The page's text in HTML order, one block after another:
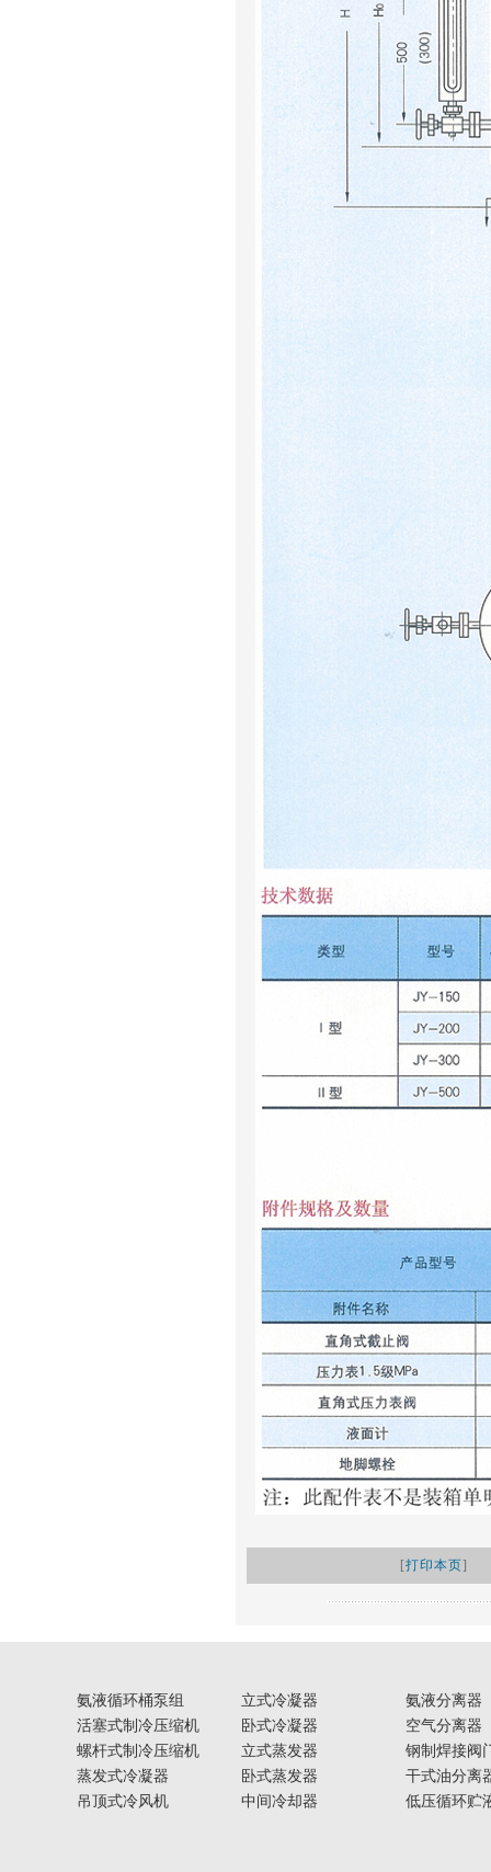
[打印本页]
氨液循环桶泵组
活塞式制冷压缩机
螺杆式制冷压缩机
蒸发式冷凝器
吊顶式冷风机
立式冷凝器
卧式冷凝器
立式蒸发器
卧式蒸发器
中间冷却器
氨液分离器
空气分离器
钢制焊接阀
干式油分离
低压循环贮